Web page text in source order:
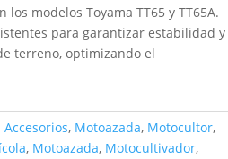
modelos Toyama TT65 y TT65A.
para garantizar estabilidad y
terreno, optimizando el
Accesorios, Motoazada, Motocultor,
, Motoazada, Motocultivador,